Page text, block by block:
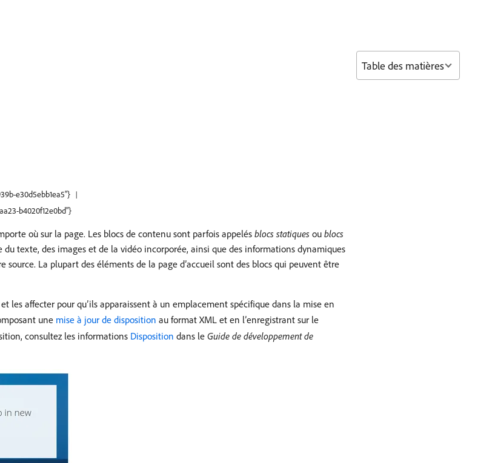
e30d5ebb1ea5"}
b4020f12e0bd"}
où sur la page. Les blocs de contenu sont parfois appelés blocs statiques ou blocs
texte, des images et de la vidéo incorporée, ainsi que des informations dynamiques
La plupart des éléments de la page d’accueil sont des blocs qui peuvent être
les affecter pour qu’ils apparaissent à un emplacement spécifique dans la mise en
une mise à jour de disposition au format XML et en l’enregistrant sur le
consultez les informations Disposition dans le Guide de développement de
Table des matières